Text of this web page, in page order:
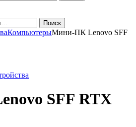
Поиск
КомпьютерыМини-ПК Lenovo SFF
SFF RTX